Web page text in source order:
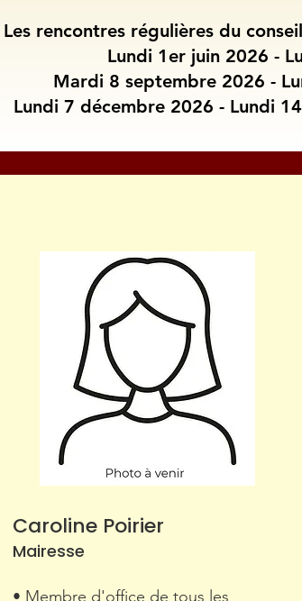
Les rencontres régulières du
Lundi 1er juin 2026 -
Mardi 8 septembre 2026 -
Lundi 7 décembre 2026 - Lundi
Caroline Poirier
Mairesse
• Membre d'office de tous les